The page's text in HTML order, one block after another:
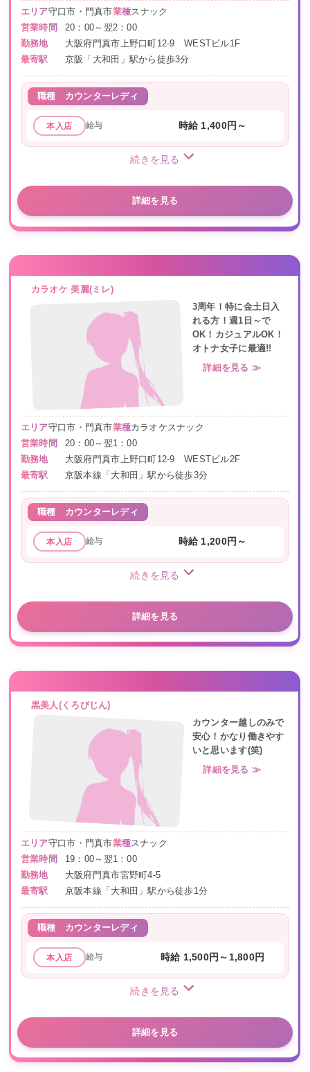
エリア守口市・門真市業種スナック
営業時間
20：00～翌2：00
勤務地
大阪府門真市上野口町12-9 WESTビル1F
最寄駅
京阪「大和田」駅から徒歩3分
職種 カウンターレディ
本入店 給与 時給 1,400円～
続きを見る
詳細を見る
カラオケ 美麗(ミレ)
3周年！特に金土日入
れる方！週1日～で
OK！カジュアルOK！
オトナ女子に最適!!
詳細を見る ≫
エリア守口市・門真市業種カラオケスナック
営業時間
20：00～翌1：00
勤務地
大阪府門真市上野口町12-9 WESTビル2F
最寄駅
京阪本線「大和田」駅から徒歩3分
職種 カウンターレディ
本入店 給与 時給 1,200円～
続きを見る
詳細を見る
黒美人(くろびじん)
カウンター越しのみで
安心！かなり働きやす
いと思います(笑)
詳細を見る ≫
エリア守口市・門真市業種スナック
営業時間
19：00～翌1：00
勤務地
大阪府門真市宮野町4-5
最寄駅
京阪本線「大和田」駅から徒歩1分
職種 カウンターレディ
本入店 給与 時給 1,500円～1,800円
続きを見る
詳細を見る